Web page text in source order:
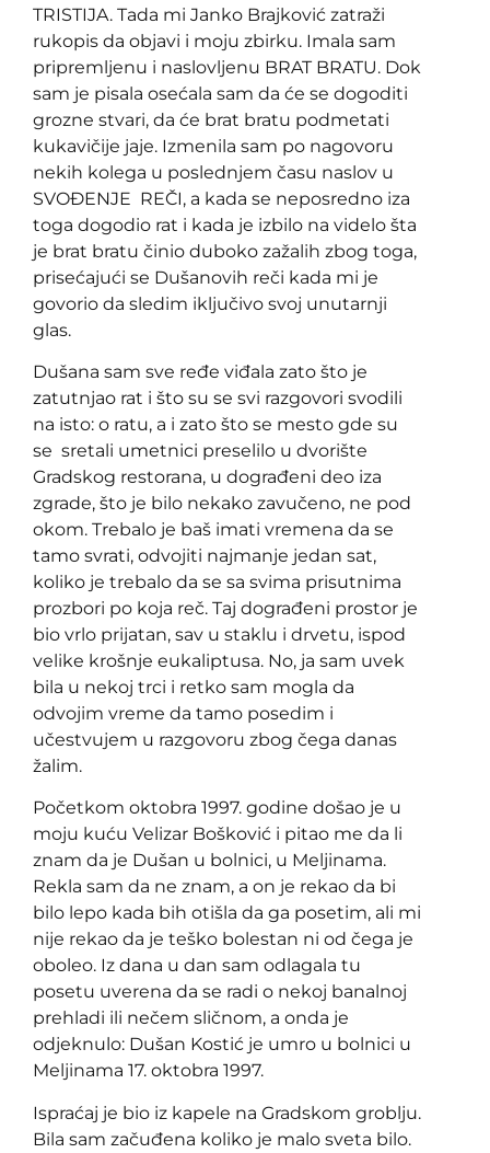
TRISTIJA. Tada mi Janko Brajković zatraži
rukopis da objavi i moju zbirku. Imala sam
pripremljenu i naslovljenu BRAT BRATU. Dok
sam je pisala osećala sam da će se dogoditi
grozne stvari, da će brat bratu podmetati
kukavičije jaje. Izmenila sam po nagovoru
nekih kolega u poslednjem času naslov u
SVOĐENJE REČI, a kada se neposredno iza
toga dogodio rat i kada je izbilo na videlo šta
je brat bratu činio duboko zažalih zbog toga,
prisećajući se Dušanovih reči kada mi je
govorio da sledim iključivo svoj unutarnji
glas.
Dušana sam sve ređe viđala zato što je
zatutnjao rat i što su se svi razgovori svodili
na isto: o ratu, a i zato što se mesto gde su
se sretali umetnici preselilo u dvorište
Gradskog restorana, u dograđeni deo iza
zgrade, što je bilo nekako zavučeno, ne pod
okom. Trebalo je baš imati vremena da se
tamo svrati, odvojiti najmanje jedan sat,
koliko je trebalo da se sa svima prisutnima
prozbori po koja reč. Taj dograđeni prostor je
bio vrlo prijatan, sav u staklu i drvetu, ispod
velike krošnje eukaliptusa. No, ja sam uvek
bila u nekoj trci i retko sam mogla da
odvojim vreme da tamo posedim i
učestvujem u razgovoru zbog čega danas
žalim.
Početkom oktobra 1997. godine došao je u
moju kuću Velizar Bošković i pitao me da li
znam da je Dušan u bolnici, u Meljinama.
Rekla sam da ne znam, a on je rekao da bi
bilo lepo kada bih otišla da ga posetim, ali mi
nije rekao da je teško bolestan ni od čega je
oboleo. Iz dana u dan sam odlagala tu
posetu uverena da se radi o nekoj banalnoj
prehladi ili nečem sličnom, a onda je
odjeknulo: Dušan Kostić je umro u bolnici u
Meljinama 17. oktobra 1997.
Ispraćaj je bio iz kapele na Gradskom groblju.
Bila sam začuđena koliko je malo sveta bilo.